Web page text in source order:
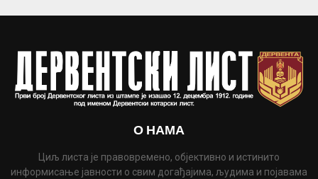
О НАМА
Циљ листа је правовремено, објективно и истинито
информисање јавности о свим догађајима, људима и појавама